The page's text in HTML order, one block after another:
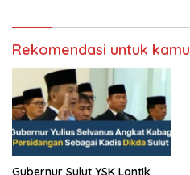
Rekomendasi untuk kamu
Gubernur Sulut YSK Lantik